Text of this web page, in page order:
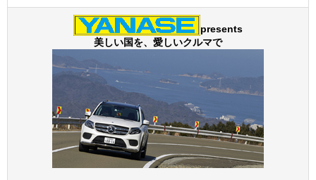
走行前に動作をチェック！
がキチンと動くかどうかをテストしておこう。
充電済みの走行用バッテリーをシャーシに搭載してコネク
ターを接続したら、送信機、車体（スピードコントローラ
ー）の順番でスイッチをオン。写真のようにタイヤを浮か
presents
美しい国を、愛しいクルマで